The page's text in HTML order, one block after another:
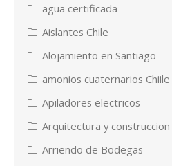
agua certificada
Aislantes Chile
Alojamiento en Santiago
amonios cuaternarios Chiile
Apiladores electricos
Arquitectura y construccion
Arriendo de Bodegas